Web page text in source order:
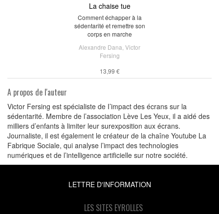
La chaise tue
Comment échapper à la
sédentarité et remettre son
corps en marche
Alexandre Dana Victor
Fersing
13,99 €
A propos de l'auteur
Victor Fersing est spécialiste de I’impact des écrans sur la
sédentarité. Membre de l’association Lève Les Yeux, il a aidé des
milliers d’enfants à limiter leur surexposition aux écrans.
Journaliste, il est également le créateur de la chaîne Youtube La
Fabrique Sociale, qui analyse l’impact des technologies
numériques et de l’intelligence artificielle sur notre société.
LETTRE D'INFORMATION
LES SITES EYROLLES